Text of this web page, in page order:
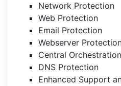
Network Protection
Web Protection
Email Protection
Webserver
Central Orchestration
DNS Protection
Enhanced Support